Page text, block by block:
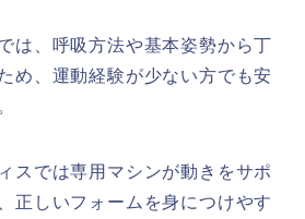
は、呼吸方法や基本姿勢から丁
め、運動経験が少ない方でも安
スでは専用マシンが動きをサポ
正しいフォームを身につけやす